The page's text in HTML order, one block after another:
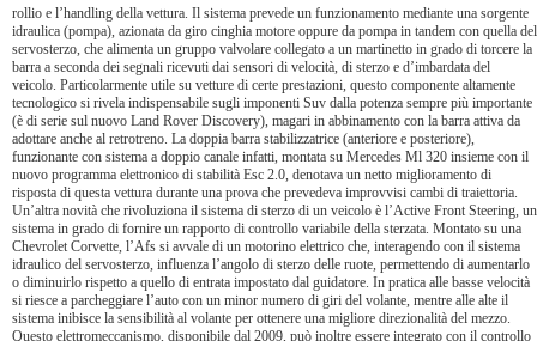
rollio e l’handling della vettura. Il sistema prevede un funzionamento mediante una sorgente
idraulica (pompa), azionata da giro cinghia motore oppure da pompa in tandem con quella del
servosterzo, che alimenta un gruppo valvolare collegato a un martinetto in grado di torcere la
barra a seconda dei segnali ricevuti dai sensori di velocità, di sterzo e d’imbardata del
veicolo. Particolarmente utile su vetture di certe prestazioni, questo componente altamente
tecnologico si rivela indispensabile sugli imponenti Suv dalla potenza sempre più importante
(è di serie sul nuovo Land Rover Discovery), magari in abbinamento con la barra attiva da
adottare anche al retrotreno. La doppia barra stabilizzatrice (anteriore e posteriore),
funzionante con sistema a doppio canale infatti, montata su Mercedes Ml 320 insieme con il
nuovo programma elettronico di stabilità Esc 2.0, denotava un netto miglioramento di
risposta di questa vettura durante una prova che prevedeva improvvisi cambi di traiettoria.
Un’altra novità che rivoluziona il sistema di sterzo di un veicolo è l’Active Front Steering, un
sistema in grado di fornire un rapporto di controllo variabile della sterzata. Montato su una
Chevrolet Corvette, l’Afs si avvale di un motorino elettrico che, interagendo con il sistema
idraulico del servosterzo, influenza l’angolo di sterzo delle ruote, permettendo di aumentarlo
o diminuirlo rispetto a quello di entrata impostato dal guidatore. In pratica alle basse velocità
si riesce a parcheggiare l’auto con un minor numero di giri del volante, mentre alle alte il
sistema inibisce la sensibilità al volante per ottenere una migliore direzionalità del mezzo.
Questo elettromeccanismo, disponibile dal 2009, può inoltre essere integrato con il controllo